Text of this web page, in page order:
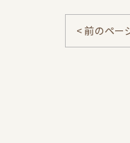
< 前のペー